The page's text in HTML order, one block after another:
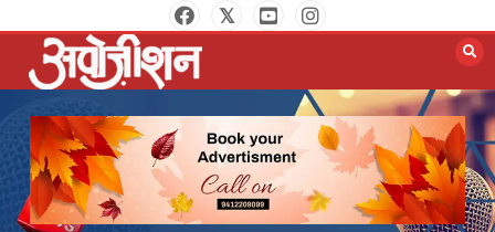
to
content
Opposition Digital